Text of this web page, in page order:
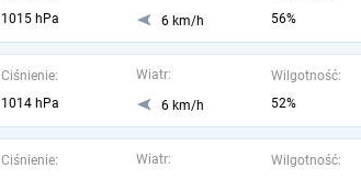
1015 hPa
6 km/h
56%
Ciśnienie:
1014 hPa
Wiatr:
6 km/h
Wilgotność:
52%
Ciśnienie:
Wiatr:
Wilgotność: